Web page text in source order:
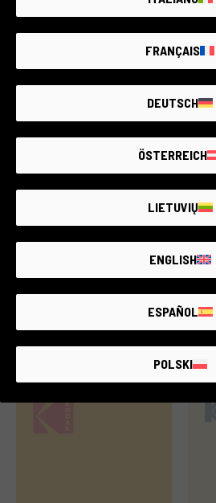
FRANÇAIS
DEUTSCH
ÖSTERREICH
LIETUVIŲ
ENGLISH
ESPAÑOL
POLSKI